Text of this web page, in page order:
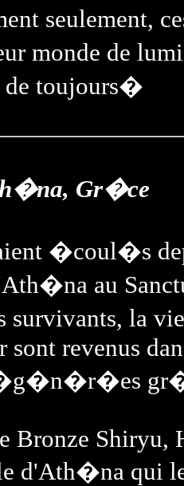
seulement,
monde de
de toujours�
Gr�ce
�coul�s
au
la
sont revenus
Bronze Shiryu,
d'Ath�na qui